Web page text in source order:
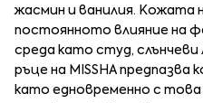
жасмин и ванилия. Кожата
постоянното влияние на
среда като студ,
ръце на MISSHA
като едновременно с